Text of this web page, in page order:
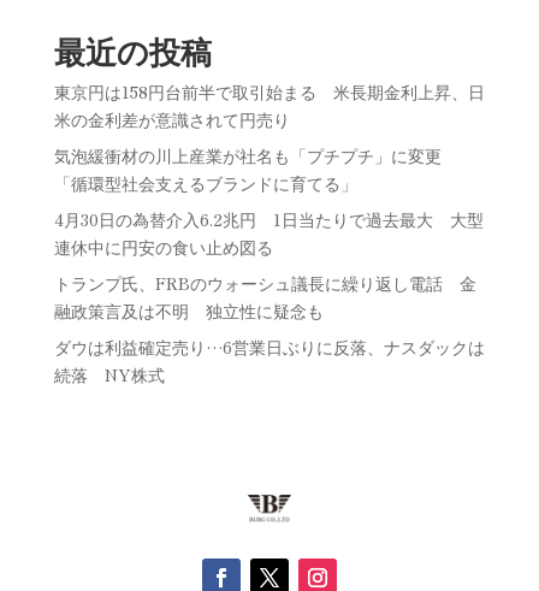
最近の投稿
東京円は158円台前半で取引始まる 米長期金利上昇、日
米の金利差が意識されて円売り
気泡緩衝材の川上産業が社名も「プチプチ」に変更
「循環型社会支えるブランドに育てる」
4月30日の為替介入6.2兆円 1日当たりで過去最大 大型
連休中に円安の食い止め図る
トランプ氏、FRBのウォーシュ議長に繰り返し電話 金
融政策言及は不明 独立性に疑念も
ダウは利益確定売り…6営業日ぶりに反落、ナスダックは
続落 NY株式